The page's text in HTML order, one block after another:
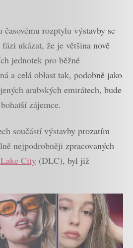
rozptylu výstavby se
ukázat, že je většina nově
jednotek pro běžné
a celá oblast tak, podobně jako
arabských emirátech, bude
zájemce.
součástí výstavby prozatím
nejpodrobněji zpracovaných
City (DLC), byl již